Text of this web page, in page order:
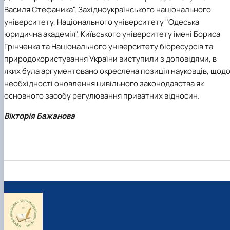
Василя Стефаника", Західноукраїнського національного
університету, Національного університету "Одеська
юридична академія", Київського університету імені Бориса
Грінченка та Національного університету біоресурсів та
природокористування України виступили з доповідями, в
яких була аргументовано окреслена позиція науковців, щодо
необхідності оновлення цивільного законодавства як
основного засобу регулювання приватних відносин.
Вікторія Бажанова